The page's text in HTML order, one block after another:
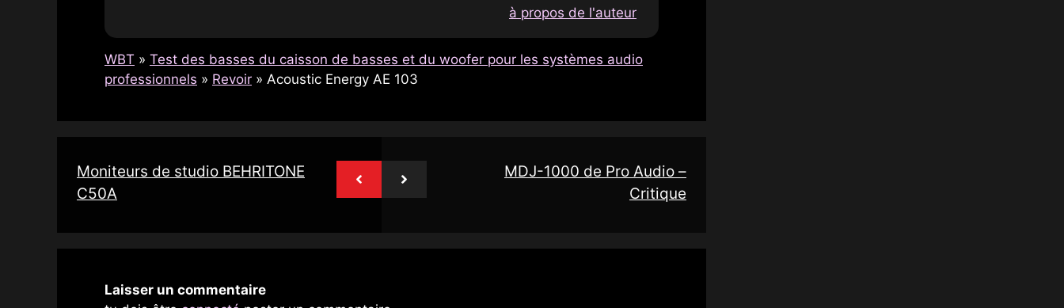
à propos de l'auteur
WBT » Test des basses du caisson de basses et du woofer pour les systèmes audio
professionnels » Revoir » Acoustic Energy AE 103
Moniteurs de studio BEHRITONE
C50A
MDJ-1000 de Pro Audio –
Critique
Laisser un commentaire